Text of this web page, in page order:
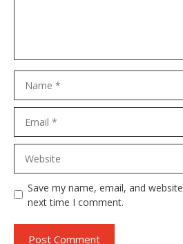
Save my name, email, and
next time I comment.